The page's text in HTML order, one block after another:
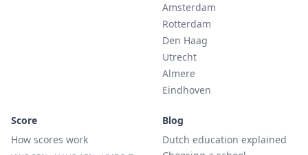
Amsterdam
Rotterdam
Den Haag
Utrecht
Almere
Eindhoven
Score
How scores work
Blog
Dutch education explained